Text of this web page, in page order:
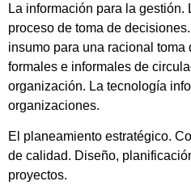
La información para la gestión.
proceso de toma de
insumo para una racional
formales e informales de
organización. La tecnología
organizaciones.
El planeamiento estratégico.
de calidad. Diseño,
proyectos.